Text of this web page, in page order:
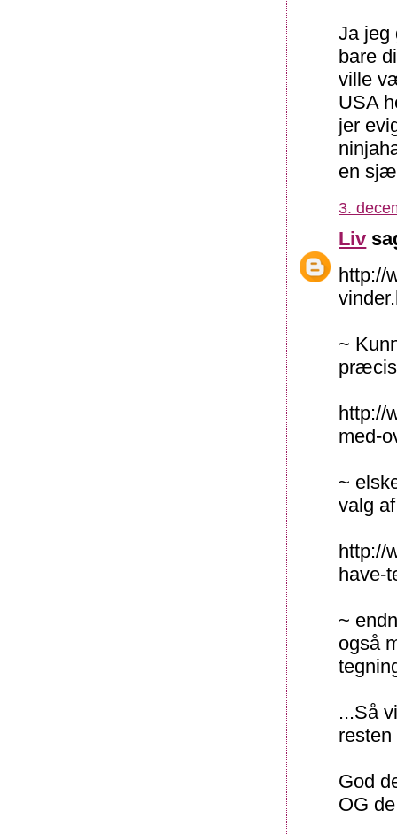
Ja jeg
bare
ville
USA
jer
en
3.
Liv
http://
~
http://
med-
~
valg
http://
have-
~
også
...Så
God
OG